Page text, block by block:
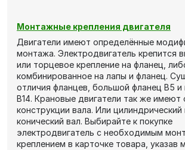
Монтажные крепления двигателя
Двигатели имеют определённые
монтажа. Электродвигатель крепится
или торцевое крепление на фланец,
комбинированное на лапы и фланец.
отличия фланцев, большой фланец В5
В14. Крановые двигатели так же имеют
конструкции вала. Или цилиндрический
конический вал. Выбирайте к покупке
электродвигатель с необходимым
креплением в карточке товара, указав